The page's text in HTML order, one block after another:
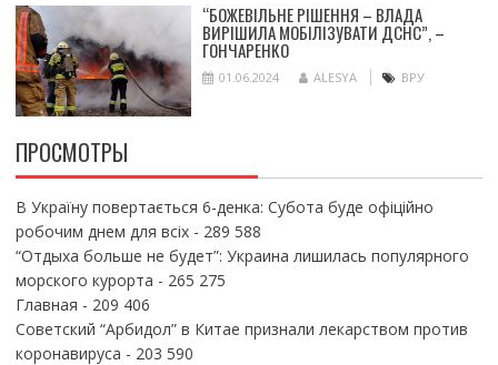
“БОЖЕВІЛЬНЕ РІШЕННЯ – ВЛАДА
ВИРІШИЛА МОБІЛІЗУВАТИ ДСНС”, –
ГОНЧАРЕНКО
01.06.2024 ALESYA ВРУ
ПРОСМОТРЫ
В Україну повертається 6-денка: Субота буде офіційно
робочим днем для всіх- 289 588
“Отдыха больше не будет”: Украина лишилась популярного
морского курорта - 265 275
Главная - 209 406
Советский “Арбидол” в Китае признали лекарством против
коронавируса - 203 590